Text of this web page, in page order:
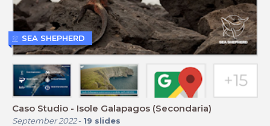
Caso Studio - Isole Galapagos (Secondaria)
September 2022- 19 slides
SEA SHEPHERD